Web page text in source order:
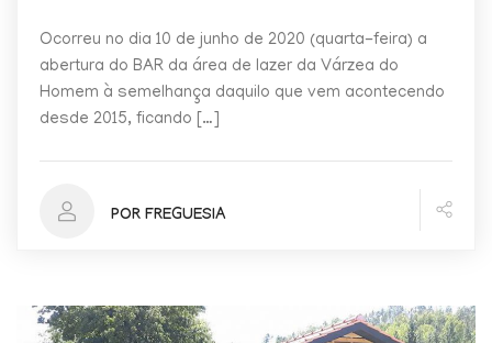
Ocorreu no dia 10 de junho de 2020 (quarta-feira) a
abertura do BAR da área de lazer da Várzea do
Homem à semelhança daquilo que vem acontecendo
desde 2015, ficando […]
POR FREGUESIA